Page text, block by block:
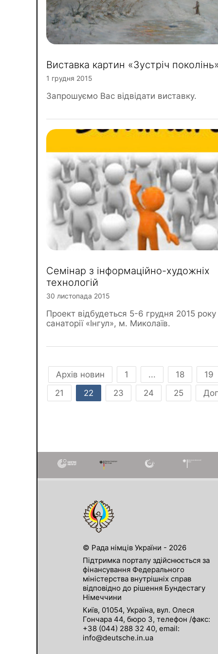
Виставка картин «Зустріч
1 грудня 2015
Запрошуємо Вас відвідати виставку.
Семінар з інформаційно-художніх
технологій
30 листопада 2015
Проект відбудеться 5-6 грудня 2015 року
санаторії «Інгул», м. Миколаїв.
Архів новин 1 ... 18
19
21
22 23 24 25
© Рада німців України - 2026
Підтримка порталу здійснюється за
фінансування Федерального
міністерства внутрішніх справ
відповідно до рішення Бундестагу
Німеччини
Київ, 01054, Україна, вул. Олеся
Гончара 44, бюро 3, телефон /факс:
+38 (044) 288 32 40, email:
info@deutsche.in.ua